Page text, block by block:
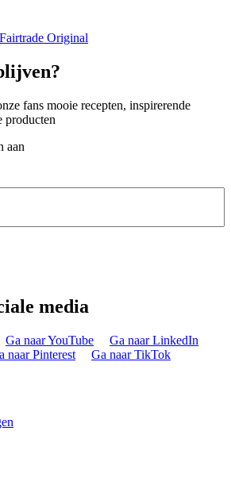
Fairtrade Original
fans mooie recepten, inspirerende
producten
aan
media
Ga naar YouTube
Ga naar LinkedIn
naar Pinterest Ga naar TikTok